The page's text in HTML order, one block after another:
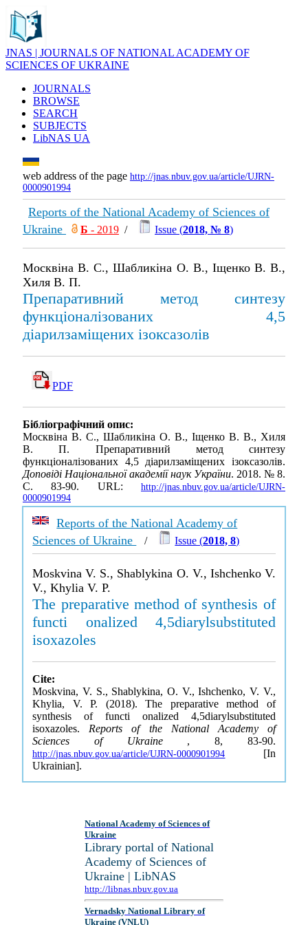
JNAS | JOURNALS OF NATIONAL ACADEMY OF
SCIENCES OF UKRAINE
JOURNALS
BROWSE
SEARCH
SUBJECTS
LibNAS UA
web address of the page http://jnas.nbuv.gov.ua/article/UJRN-
0000901994
Reports of the National Academy of Sciences of
Ukraine
Б - 2019 / Issue (2018, № 8)
Москвіна В. С., Шабликіна О. В., Іщенко В. В.,
Хиля В. П.
Препаративний метод синтезу
функціоналізованих 4,5
діарилзаміщених ізоксазолів
PDF
Бібліографічний опис:
Москвіна В. С., Шабликіна О. В., Іщенко В. В., Хиля
В. П. Препаративний метод синтезу
функціоналізованих 4,5 діарилзаміщених ізоксазолів.
Доповіді Національної академії наук України. 2018. № 8.
С. 83-90. URL: http://jnas.nbuv.gov.ua/article/UJRN-
0000901994
Reports of the National Academy of
Sciences of Ukraine
/ Issue (2018, 8)
Moskvina V. S., Shablykina O. V., Ishchenko V.
V., Khylia V. P.
The preparative method of synthesis of
functi onalized 4,5diarylsubstituted
isoxazoles
Cite:
Moskvina, V. S., Shablykina, O. V., Ishchenko, V. V.,
Khylia, V. P. (2018). The preparative method of
synthesis of functi onalized 4,5diarylsubstituted
isoxazoles. Reports of the National Academy of
Sciences of Ukraine , 8, 83-90.
http://jnas.nbuv.gov.ua/article/UJRN-0000901994 [In
Ukrainian].
National Academy of Sciences of
Ukraine
Library portal of National
Academy of Sciences of
Ukraine | LibNAS
http://libnas.nbuv.gov.ua
Vernadsky National Library of
Ukraine (VNLU)